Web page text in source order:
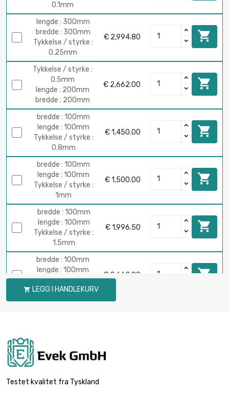
0.1mm
lengde : 300mm
bredde : 300mm
Tykkelse / styrke :
0.25mm
€ 2,994.80 
Tykkelse / styrke :
0.5mm
lengde : 200mm
bredde : 200mm
€ 2,662.00 
bredde : 100mm
lengde : 100mm
Tykkelse / styrke :
0.8mm
€ 1,450.00 
bredde : 100mm
lengde : 100mm
Tykkelse / styrke :
1mm
€ 1,500.00 
bredde : 100mm
lengde : 100mm
Tykkelse / styrke :
1.5mm
€ 1,996.50 
bredde : 100mm
lengde : 100mm
Tykkelse / styrke :
2mm
€ 2,662.00 
 LEGG I HANDLEKURV
Testet kvalitet fra Tyskland